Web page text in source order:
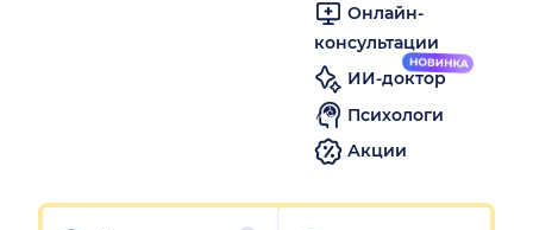
Онлайн-
консультации
ИИ-доктор
Психологи
Акции
Очистить